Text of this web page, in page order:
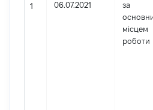
1 06.07.2021
за
місцем
роботи